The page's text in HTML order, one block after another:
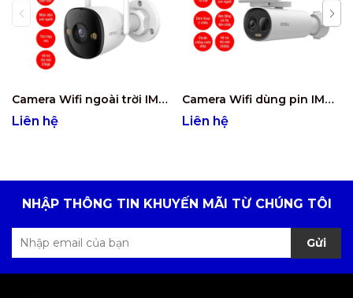
Camera Wifi ngoài trời IMOU IPC-F32FP 3MP
Liên hệ
Camera Wifi dùng pin IMOU CELL 3C 3MP kèm tấm Solar (IPC-K9DCP-3T0WE-V2)
Liên hệ
NHẬP THÔNG TIN KHUYẾN MÃI TỪ CHÚNG TÔI
Gửi